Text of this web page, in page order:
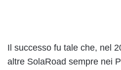
Il successo fu tale che, nel
altre SolaRoad sempre nei